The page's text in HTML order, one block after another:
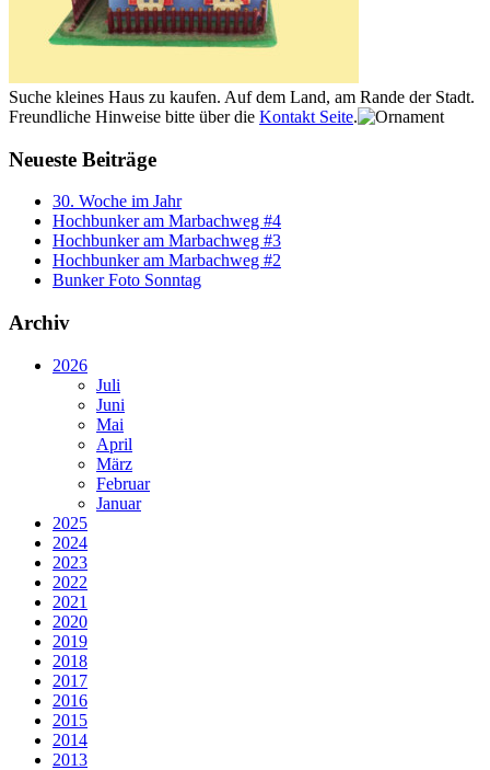
Suche kleines Haus zu kaufen. Auf dem Land, am Rande der Stadt.
Freundliche Hinweise bitte über die Kontakt Seite.
Neueste Beiträge
30. Woche im Jahr
Hochbunker am Marbachweg #4
Hochbunker am Marbachweg #3
Hochbunker am Marbachweg #2
Bunker Foto Sonntag
Archiv
2026
Juli
Juni
Mai
April
März
Februar
Januar
2025
2024
2023
2022
2021
2020
2019
2018
2017
2016
2015
2014
2013